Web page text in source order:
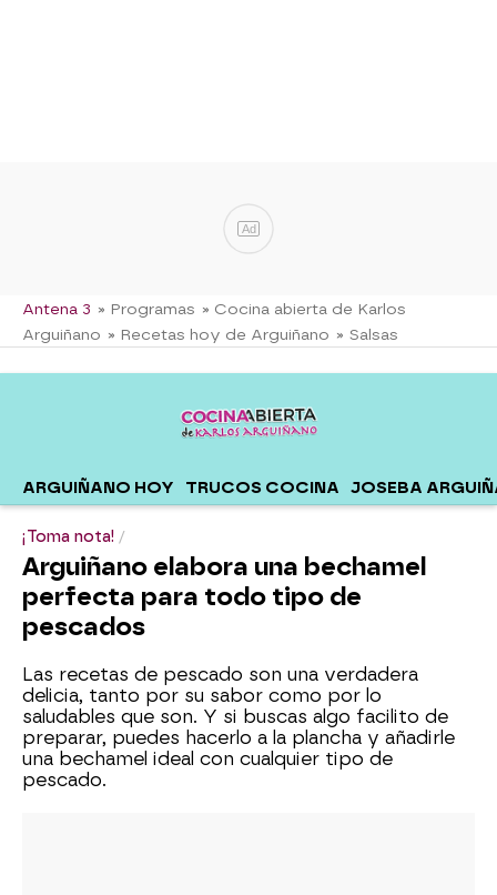
Ad
Antena 3 » Programas » Cocina abierta de Karlos
Arguiñano » Recetas hoy de Arguiñano » Salsas